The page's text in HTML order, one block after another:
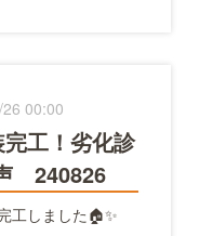
00:00
工！劣化診
240826
工しました🏠✨